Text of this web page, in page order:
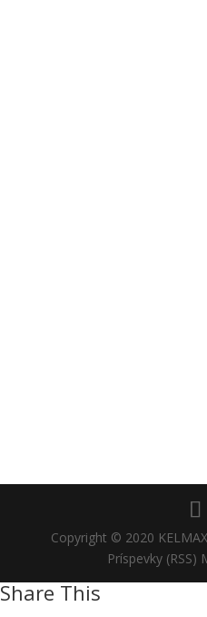
Copyright © 2020
Príspevky (RSS)
Share This